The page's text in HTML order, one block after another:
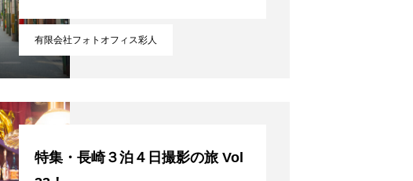
有限会社フォトオフィス彩人
特集・長崎３泊４日撮影の旅 Vol